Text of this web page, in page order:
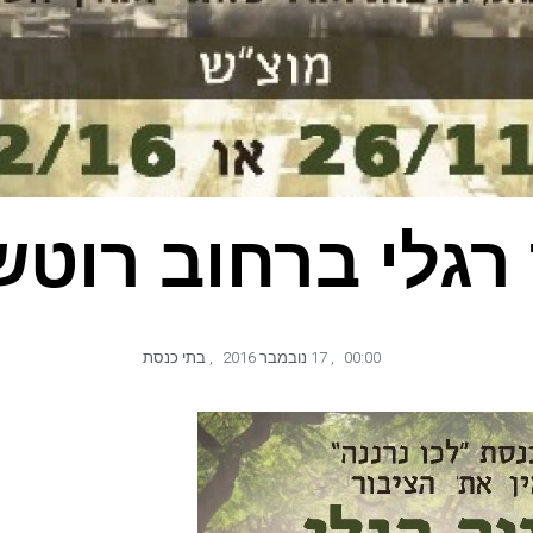
רגלי ברחוב
00:00
,
, בתי כנסת